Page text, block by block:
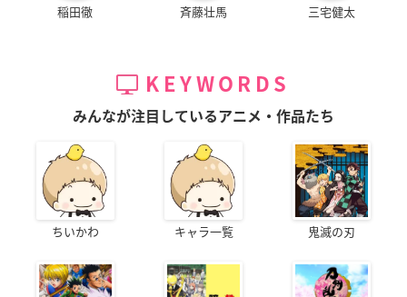
稲田徹 斉藤壮馬 三宅健太
KEYWORDS
みんなが注目しているアニメ・作品たち
ちいかわ キャラ一覧 鬼滅の刃